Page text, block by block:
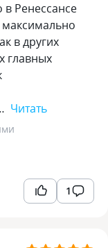
в Ренессансе
в других
главных
Читать
1